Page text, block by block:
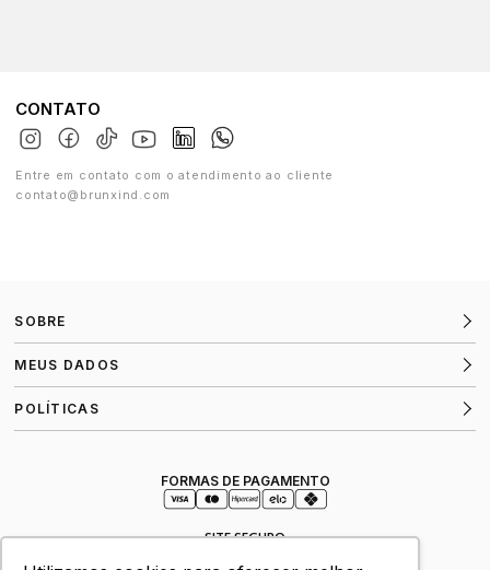
CONTATO
Entre em contato com o atendimento ao cliente
contato@brunxind.com
SOBRE
MEUS DADOS
POLÍTICAS
FORMAS DE PAGAMENTO
SITE SEGURO